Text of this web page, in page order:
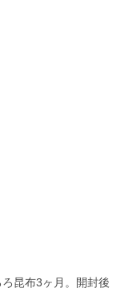
昆布3ヶ月。開封後